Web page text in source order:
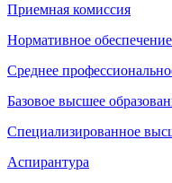
Приемная комиссия
Нормативное
Среднее
Базовое высшее
Специализированное
Аспирантура